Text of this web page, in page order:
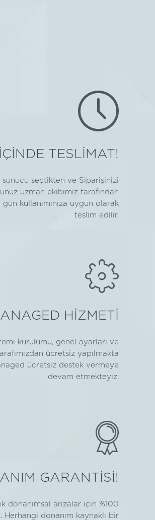
TESLİMAT!
seçtikten ve Siparişinizi
uzman ekibimiz tarafından
kullanımınıza uygun olarak
teslim edilir.
HİZMETİ
kurulumu, genel ayarları ve
ücretsiz yapılmakta
ücretsiz destek vermeye
devam etmekteyiz.
GARANTİSİ!
donanımsal arızalar için %100
donanım kaynaklı bir